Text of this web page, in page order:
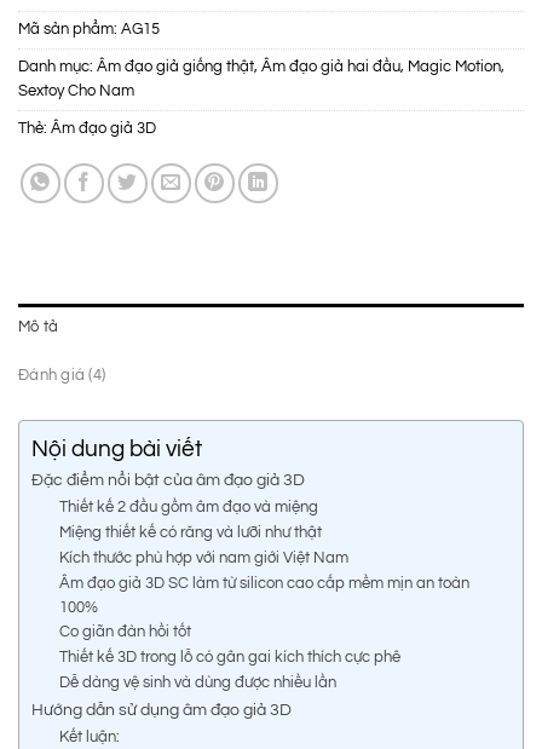
Mã sản phẩm: AG15
Danh mục: Âm đạo giả giống thật, Âm đạo giả hai đầu, Magic Motion,
Sextoy Cho Nam
Thẻ: Âm đạo giả 3D
Mô tả
Đánh giá (4)
Nội dung bài viết
Đặc điểm nổi bật của âm đạo giả 3D
Thiết kế 2 đầu gồm âm đạo và miệng
Miệng thiết kế có răng và lưỡi như thật
Kích thước phù hợp với nam giới Việt Nam
Âm đạo giả 3D SC làm từ silicon cao cấp mềm mịn an toàn
100%
Co giãn đàn hồi tốt
Thiết kế 3D trong lỗ có gân gai kích thích cực phê
Dễ dàng vệ sinh và dùng được nhiều lần
Hướng dẫn sử dụng âm đạo giả 3D
Kết luận: